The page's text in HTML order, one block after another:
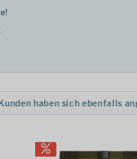
haben sich ebenfalls